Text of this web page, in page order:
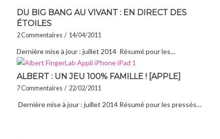
DU BIG BANG AU VIVANT : EN DIRECT DES
ÉTOILES
2 Commentaires / 14/04/2011
Dernière mise à jour : juillet 2014 Résumé pour les…
ALBERT : UN JEU 100% FAMILLE ! [APPLE]
7 Commentaires / 22/02/2011
Dernière mise à jour : juillet 2014 Résumé pour les pressés…